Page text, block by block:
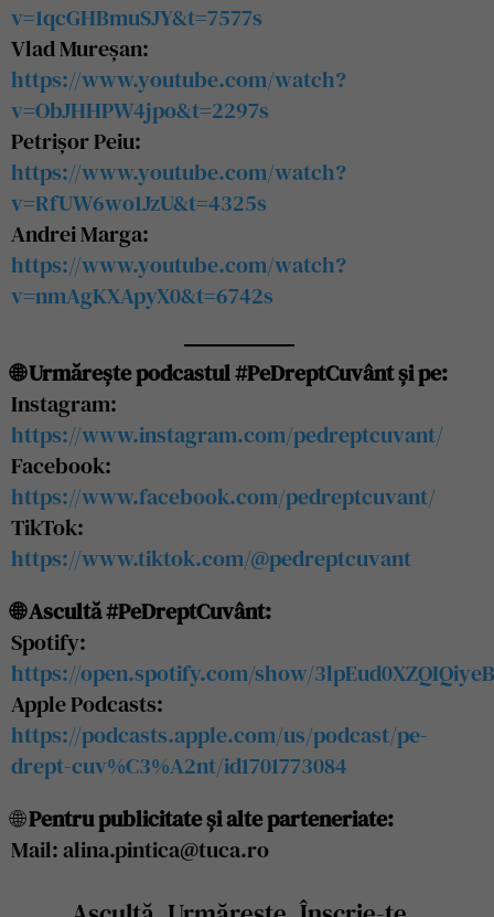
v=1qcGHBmuSJY&t=7577s
Vlad Mureșan:
https://www.youtube.com/watch?
v=ObJHHPW4jpo&t=2297s
Petrișor Peiu:
https://www.youtube.com/watch?
v=RfUW6wo1JzU&t=4325s
Andrei Marga:
https://www.youtube.com/watch?
v=nmAgKXApyX0&t=6742s
🌐 Urmărește podcastul #PeDreptCuvânt și pe:
Instagram:
https://www.instagram.com/pedreptcuvant/
Facebook:
https://www.facebook.com/pedreptcuvant/
TikTok:
https://www.tiktok.com/@pedreptcuvant
🌐 Ascultă #PeDreptCuvânt:
Spotify:
https://open.spotify.com/show/
Apple Podcasts:
https://podcasts.apple.com/us/podcast/pe-
drept-cuv%C3%A2nt/id1701773084
🌐Pentru publicitate și alte parteneriate:
Mail: alina.pintica@tuca.ro